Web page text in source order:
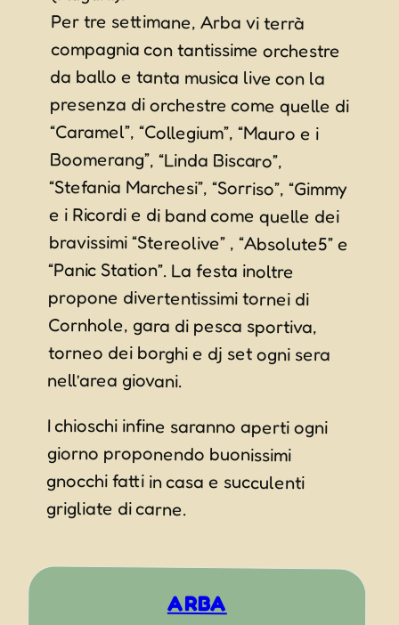
Per tre settimane, Arba vi terrà
compagnia con tantissime orchestre
da ballo e tanta musica live con la
presenza di orchestre come quelle di
“Caramel”, “Collegium”, “Mauro e i
Boomerang”, “Linda Biscaro”,
“Stefania Marchesi”, “Sorriso”, “Gimmy
e i Ricordi e di band come quelle dei
bravissimi “Stereolive” , “Absolute5” e
“Panic Station”. La festa inoltre
propone divertentissimi tornei di
Cornhole, gara di pesca sportiva,
torneo dei borghi e dj set ogni sera
nell’area giovani.
I chioschi infine saranno aperti ogni
giorno proponendo buonissimi
gnocchi fatti in casa e succulenti
grigliate di carne.
ARBA